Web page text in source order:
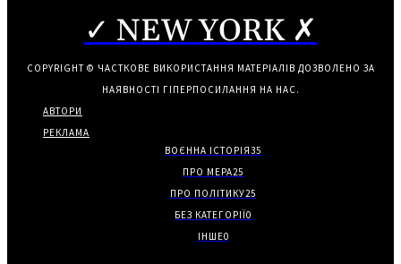
✓ NEW YORK ✗
COPYRIGHT © ЧАСТКОВЕ ВИКОРИСТАННЯ МАТЕРІАЛІВ ДОЗВОЛЕНО ЗА
НАЯВНОСТІ ГІПЕРПОСИЛАННЯ НА НАС.
АВТОРИ
РЕКЛАМА
ВОЄННА ІСТОРІЯ35
ПРО МЕРА25
ПРО ПОЛІТИКУ25
БЕЗ КАТЕГОРІЇ0
ІНШЕ0